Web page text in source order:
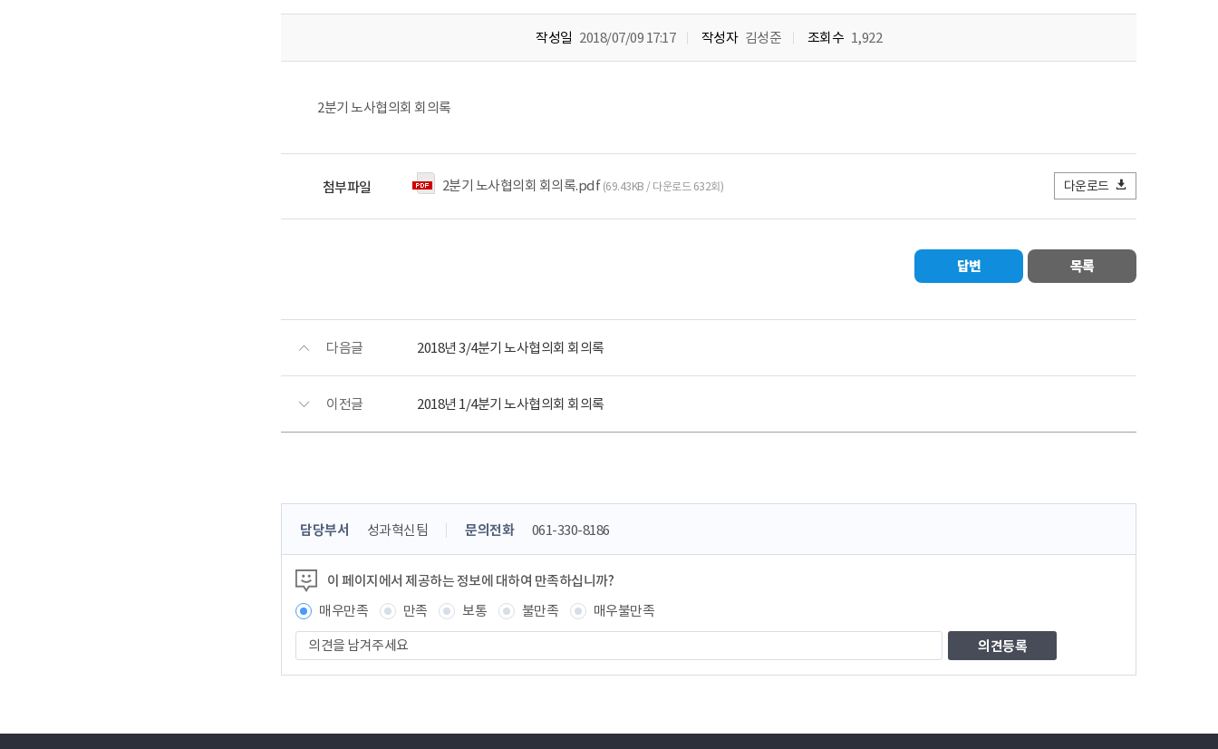
작성일 2018/07/09 17:17 작성자 김성준 조회수 1,922
2분기 노사협의회 회의록
첨부파일 2분기 노사협의회 회의록.pdf (69.43KB / 다운로드 632회) 다운로드
답변 목록
다음글 2018년 3/4분기 노사협의회 회의록
이전글 2018년 1/4분기 노사협의회 회의록
콘
츠
정
보
책
임
자
담당부서 성과혁신팀 문의전화 061-330-8186
이 페이지에서 제공하는 정보에 대하여 만족하십니까?
매우만족
만족 보통 불만족
매우불만족
견
을
주